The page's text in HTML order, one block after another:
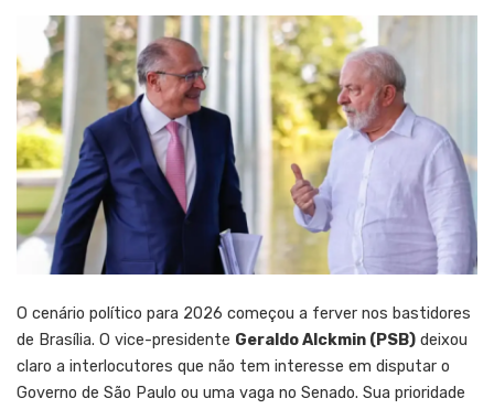
O cenário político para 2026 começou a ferver nos bastidores
de Brasília. O vice-presidente Geraldo Alckmin (PSB) deixou
claro a interlocutores que não tem interesse em disputar o
Governo de São Paulo ou uma vaga no Senado. Sua prioridade